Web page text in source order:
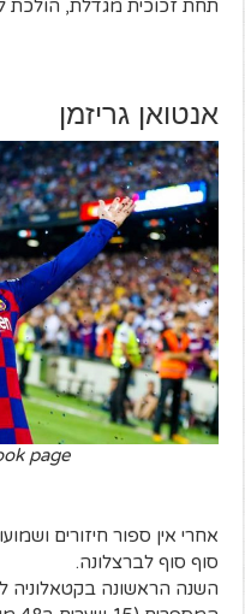
תחת זכוכית מגדלת, הולכת
אנטואן גריזמן
page
אחרי אין ספור חיזורים
סוף סוף לברצלונה.
השנה הראשונה בקטאלוניה